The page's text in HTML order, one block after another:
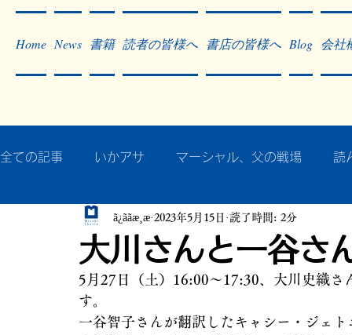
Home News 書籍 読者の皆様へ 書店の皆様へ Blog 会社
全ての記事 いかアサ マーシャル、父の戦場 読
秘蔵写真200枚でたどるアジア・太平洋戦争
作った本・作っている本 記事掲載・広告 病気
大川さんと一谷さ
ã¿ããæ¸æ 2023年5月15日 読了時間: 2分
5月27日（土）16:00～17:30、大川史織
す。
一谷智子さんが翻訳したキャシー・ジェ